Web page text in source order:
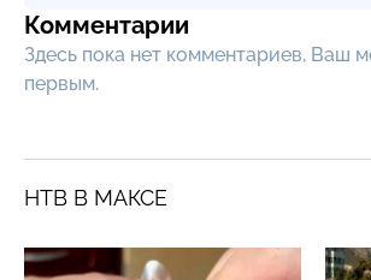
Комментарии
Здесь пока нет комментариев, Ваш
первым.
НТВ В МАКСЕ